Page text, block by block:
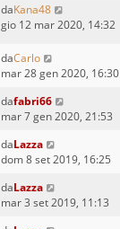
daKana48
gio 12 mar 2020, 14:32
daCarlo
mar 28 gen 2020, 16:30
dafabri66
mar 7 gen 2020, 21:53
daLazza
dom 8 set 2019, 16:25
daLazza
mar 3 set 2019, 11:13